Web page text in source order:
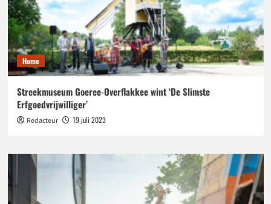
Home
Streekmuseum Goeree-Overflakkee wint ‘De Slimste
Erfgoedvrijwilliger’
Redacteur 19 juli 2023